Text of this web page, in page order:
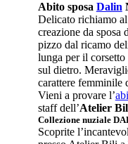
Abito sposa Dalin
Delicato richiamo
creazione da sposa
pizzo dal ricamo
lunga per il
sul dietro.
carattere femminile
Vieni a provare l’
staff dell’Atelier
Collezione nuziale
Scoprite